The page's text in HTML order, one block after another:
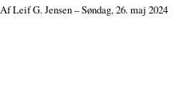
AfLeif G. Jensen– Søndag, 26. maj 2024